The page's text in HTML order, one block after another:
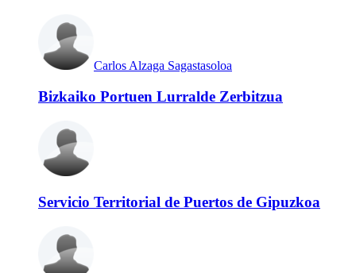
Carlos Alzaga Sagastasoloa
Bizkaiko Portuen Lurralde Zerbitzua
Servicio Territorial de Puertos de Gipuzkoa